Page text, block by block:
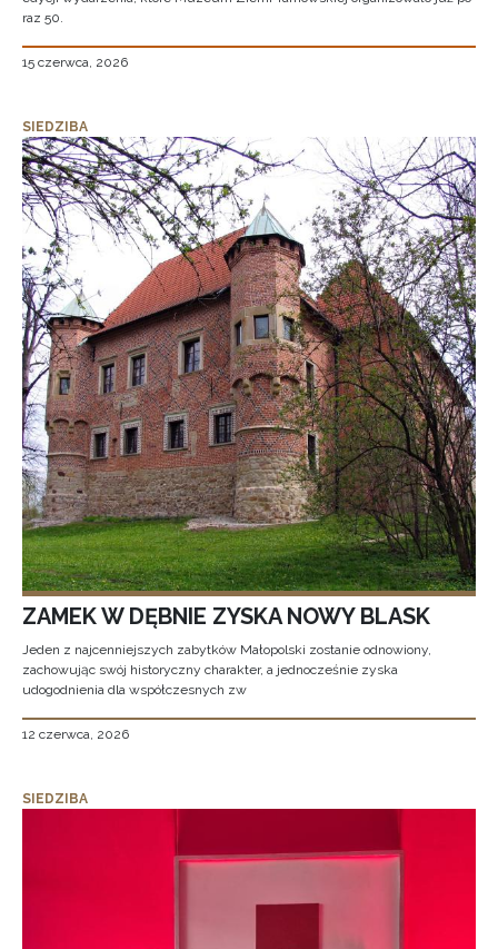
raz 50.
15 czerwca, 2026
SIEDZIBA
ZAMEK W DĘBNIE ZYSKA NOWY BLASK
Jeden z najcenniejszych zabytków Małopolski zostanie odnowiony,
zachowując swój historyczny charakter, a jednocześnie zyska
udogodnienia dla współczesnych zw
12 czerwca, 2026
SIEDZIBA